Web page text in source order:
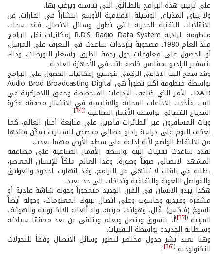
على ترتيب هذه البرامج بالطرائق التي تناسبه ويرغب بها.
ولا ينأى المذياع, الوسيلة الاعلامية الأوسع انتشاراً في القارات، عن
الانقلابات التقنية الجذرية التي تطول وسائل الاتصال. فقد سجلت
منظومة الرادية R.D.S. Radio Data System إمكانيات نقل البرامج
منذ العام 1980، مصحوبة بترددات ساعدت في التعرف على المرسل،
أو الحصول على معلومات حول زحمة الطرق وأسعار البورصات، وذلك
بتشفير الراديو بمقابس خاصة باتت في الأجهزة العادية.
وقد سمح البث الاذاعي الرقمي بتوسيع إمكانيات الحصول على البرامج
بواسطة منظومة أكثر تطوراً هي Audio Brod Broadcasting Digital
D.A.B.، الأمر الذي ضاعف الإذاعات المتخصصة وحقق اللامركزية في
البث، فأخذت الاذاعات المحلية والاقليمية في الانتشار محققة فكرة
المذياع الفضائي بواسطة الأقمار الصناعية (
[34]
)
.
وبات المسافرون عبر الطائرات قادرين على متابعة أخبار العالم، كما
يعكف اليوم على دراسة راديو فضائي مخصص للسيارات يمكّن قائدها
من الالتقاط الواضح لأية إذاعة على سطح الأرض مهما بعدت.
لقدد ساعدت تقنيات البث بواسطة الأقمار الصناعية على مضاعفة
المشهد الاتصالي صوتاً وصورة، وغدا العالم ملكاً للإنسان المعاصر،
يطلبه في باقات لا تنتهي من البرامج، وقد انهارت الحدود والعوائق
والفواصل اللغوية والثقافية وتداخلت الى حد بعيد.
هكذا يبدو الانسان في القرن الجديد متمحوراً وحوله شاشة عادية أو
مشفرة وفيديو وحاسوب وعلى اتصال ببنوك المعلومات، وحوله أيضاً
ناسوخ (فاكس) نقّال، وهواتف مرئية، وله ألعابه الإلكترونية والهواتف
المرئية(
[35]
)أ، يتسوق ويتصل ويعلم ويتلقى عن بعد محققاً سيادته
وسلطاته الجديدة بواسطة التقنيات.
وهنا نعيد نشر جدول مختصر لتطور وسائل الاتصال وفقاً للتحولات
التكنولوجية (
[36]
)
: